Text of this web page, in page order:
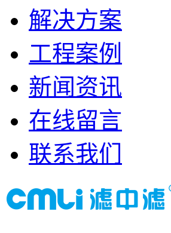
解决方案
工程案例
新闻资讯
在线留言
联系我们